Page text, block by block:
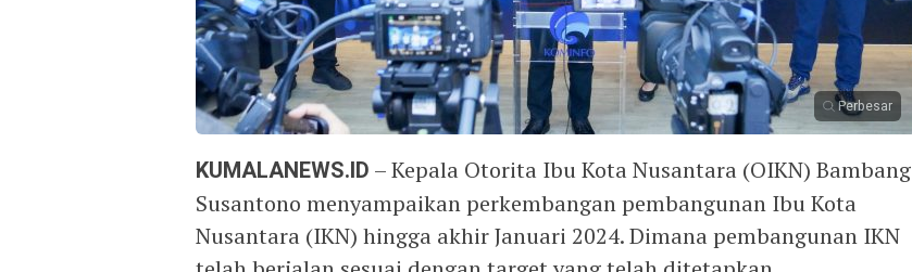
Perbesar
KUMALANEWS.ID – Kepala Otorita Ibu Kota Nusantara (OIKN) Bambang
Susantono menyampaikan perkembangan pembangunan Ibu Kota
Nusantara (IKN) hingga akhir Januari 2024. Dimana pembangunan IKN